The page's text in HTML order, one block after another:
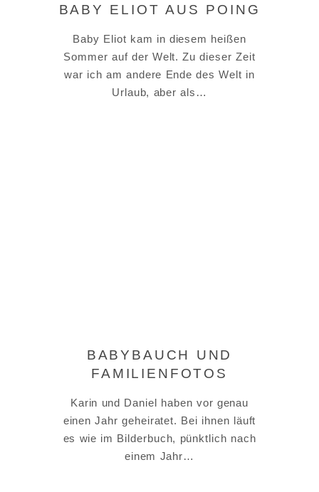
BABY ELIOT AUS POING
Baby Eliot kam in diesem heißen
Sommer auf der Welt. Zu dieser Zeit
war ich am andere Ende des Welt in
Urlaub, aber als…
BABYBAUCH UND
FAMILIENFOTOS
Karin und Daniel haben vor genau
einen Jahr geheiratet. Bei ihnen läuft
es wie im Bilderbuch, pünktlich nach
einem Jahr…